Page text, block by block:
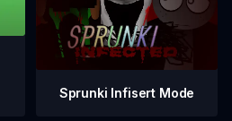
Sprunki Infisert Mode